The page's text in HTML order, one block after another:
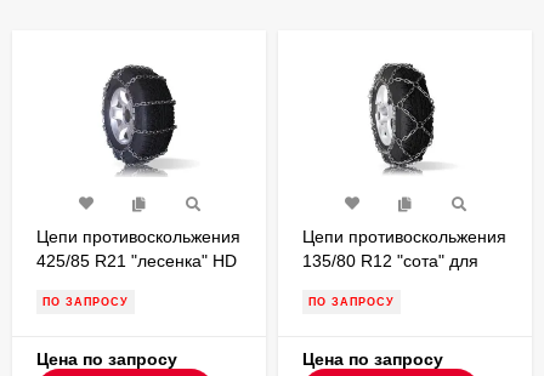
Цепи противоскольжения
425/85 R21 "лесенка" HD
G425LHD810
ПО ЗАПРОСУ
Цена по запросу
Цепи противоскольжения
135/80 R12 "сота" для
ПО ЗАПРОСУ
Цена по запросу